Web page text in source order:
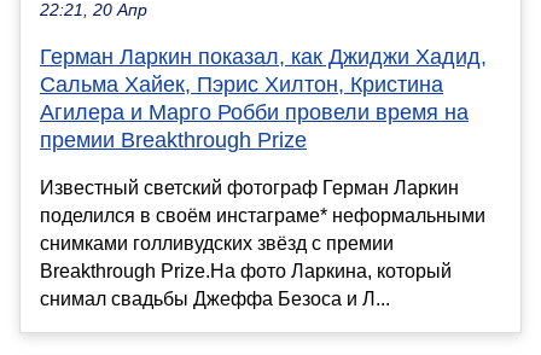
22:21, 20 Апр
Герман Ларкин показал, как Джиджи Хадид,
Сальма Хайек, Пэрис Хилтон, Кристина
Агилера и Марго Робби провели время на
премии Breakthrough Prize
Известный светский фотограф Герман Ларкин
поделился в своём инстаграме* неформальными
снимками голливудских звёзд с премии
Breakthrough Prize.На фото Ларкина, который
снимал свадьбы Джеффа Безоса и Л...